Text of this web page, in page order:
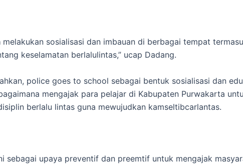
melakukan sosialisasi dan imbauan di berbagai tempat
keselamatan berlalulintas,” ucap Dadang.
police goes to school sebagai bentuk sosialisasi dan
mengajak para pelajar di Kabupaten Purwakarta
berlalu lintas guna mewujudkan kamseltibcarlantas.
sebagai upaya preventif dan preemtif untuk mengajak